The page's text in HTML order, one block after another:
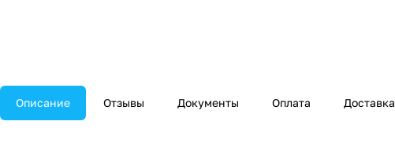
Описание Отзывы Документы Оплата Доставка